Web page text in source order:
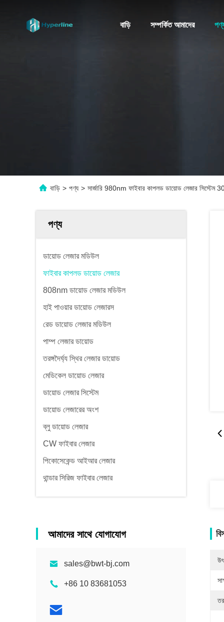
বাড়ি সম্পর্কিত আমাদের
বাড়ি > পণ্য > সার্জারি 980nm ফাইবার কাপলড ডায়োড লেজার সিস্টেম
পণ্য
ডায়োড লেজার মডিউল
ফাইবার কাপলড ডায়োড লেজার
808nm ডায়োড লেজার মডিউল
হাই পাওয়ার ডায়োড লেজারস
রেড ডায়োড লেজার মডিউল
পাম্প লেজার ডায়োড
তরঙ্গদৈর্ঘ্য স্থির লেজার ডায়োড
মেডিকেল ডায়োড লেজার
ডায়োড লেজার সিস্টেম
ডায়োড লেজারের অংশ
ব্লু ডায়োড লেজার
CW ফাইবার লেজার
পিকোসেকেন্ড আইআর লেজার
থান্ডার সিরিজ ফাইবার লেজার
আমাদের সাথে যোগাযোগ
sales@bwt-bj.com
+86 10 83681053